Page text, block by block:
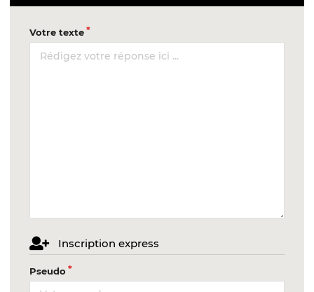
Votre texte
Inscription express
Pseudo